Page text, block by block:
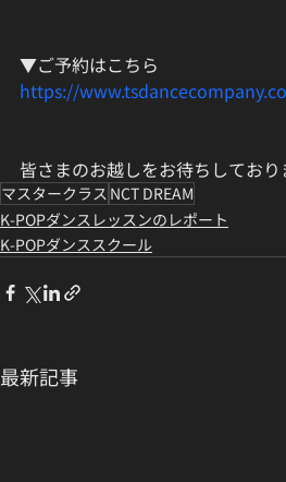
▼ご予約はこちら
https://
皆さまのお越しをお待ちしてお
マスタークラス NCT DREAM
K-POPダンスレッスンのレポート
K-POPダンススクール
最新記事